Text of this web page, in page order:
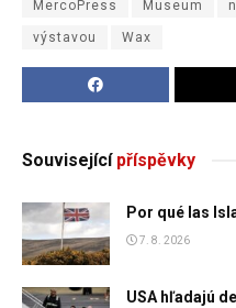
MercoPress Museum
výstavou Wax
Souvisejícípříspěvky
Por qué las
7. 8. 2026
USA hľadajú